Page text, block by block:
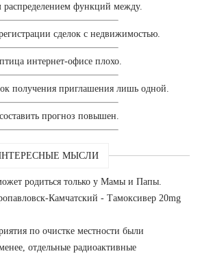
распределением функций между.
сделок с недвижимостью.
интернет-офисе плохо.
получения приглашения лишь одной.
прогноз повышен.
МЫСЛИ
родиться только у Мамы и Папы.
Камчатский - Тамоксивер 20mg
по очистке местности были
отдельные радиоактивные